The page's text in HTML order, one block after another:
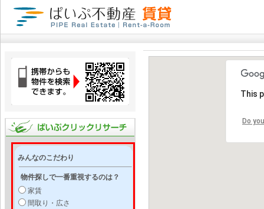
みんなのこだわり
物件探しで一番重視するのは？
家賃
間取り・広さ
This
Do